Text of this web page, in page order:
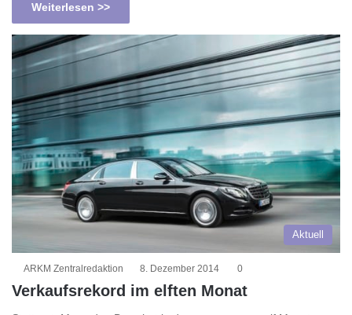
Weiterlesen >>
Aktuell
ARKM Zentralredaktion 8. Dezember 2014 0
Verkaufsrekord im elften Monat